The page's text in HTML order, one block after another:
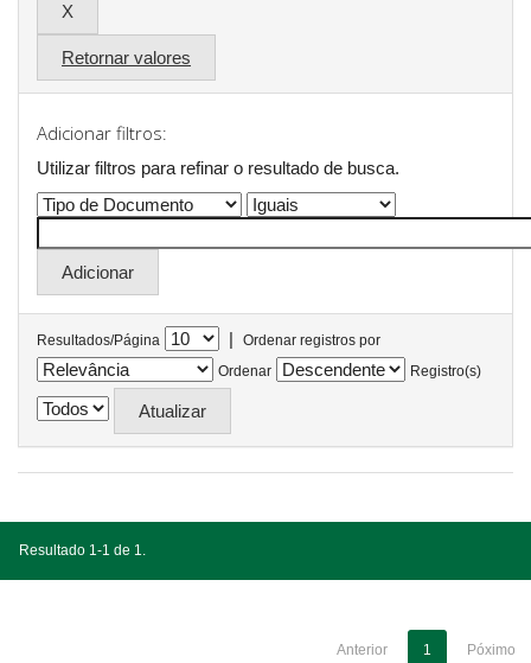
Retornar valores
Adicionar filtros:
Utilizar filtros para refinar o resultado de busca.
Resultados/Página |
Ordenar registros por
Ordenar
Registro(s)
Resultado 1-1 de 1.
Anterior 1 Póximo